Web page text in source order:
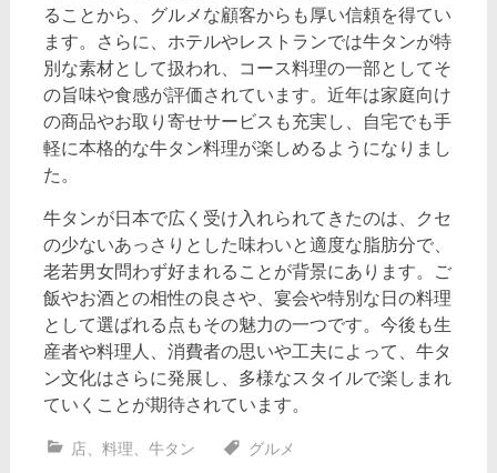
ることから、グルメな顧客からも厚い信頼を得てい
ます。さらに、ホテルやレストランでは牛タンが特
別な素材として扱われ、コース料理の一部としてそ
の旨味や食感が評価されています。近年は家庭向け
の商品やお取り寄せサービスも充実し、自宅でも手
軽に本格的な牛タン料理が楽しめるようになりまし
た。
牛タンが日本で広く受け入れられてきたのは、クセ
の少ないあっさりとした味わいと適度な脂肪分で、
老若男女問わず好まれることが背景にあります。ご
飯やお酒との相性の良さや、宴会や特別な日の料理
として選ばれる点もその魅力の一つです。今後も生
産者や料理人、消費者の思いや工夫によって、牛タ
ン文化はさらに発展し、多様なスタイルで楽しまれ
ていくことが期待されています。
店、 料理、 牛タン グルメ